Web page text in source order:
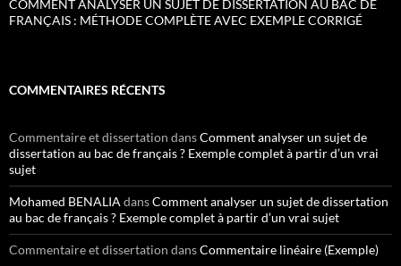
COMMENT ANALYSER UN SUJET DE DISSERTATION AU BAC DE
FRANÇAIS : MÉTHODE COMPLÈTE AVEC EXEMPLE CORRIGÉ
COMMENTAIRES RÉCENTS
Commentaire et dissertation dansComment analyser un sujet de
dissertation au bac de français ? Exemple complet à partir d’un vrai
sujet
Mohamed BENALIA dansComment analyser un sujet de dissertation
au bac de français ? Exemple complet à partir d’un vrai sujet
Commentaire et dissertation dansCommentaire linéaire (Exemple)